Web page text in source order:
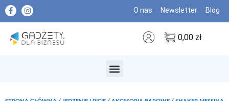
O nas Newsletter Blog
0,00 zł